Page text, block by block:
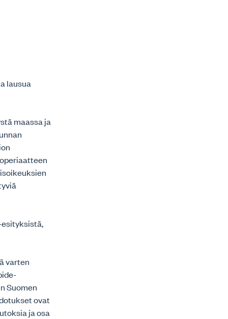
lausua
maassa ja
varten
Suomen
ovat
ja osa